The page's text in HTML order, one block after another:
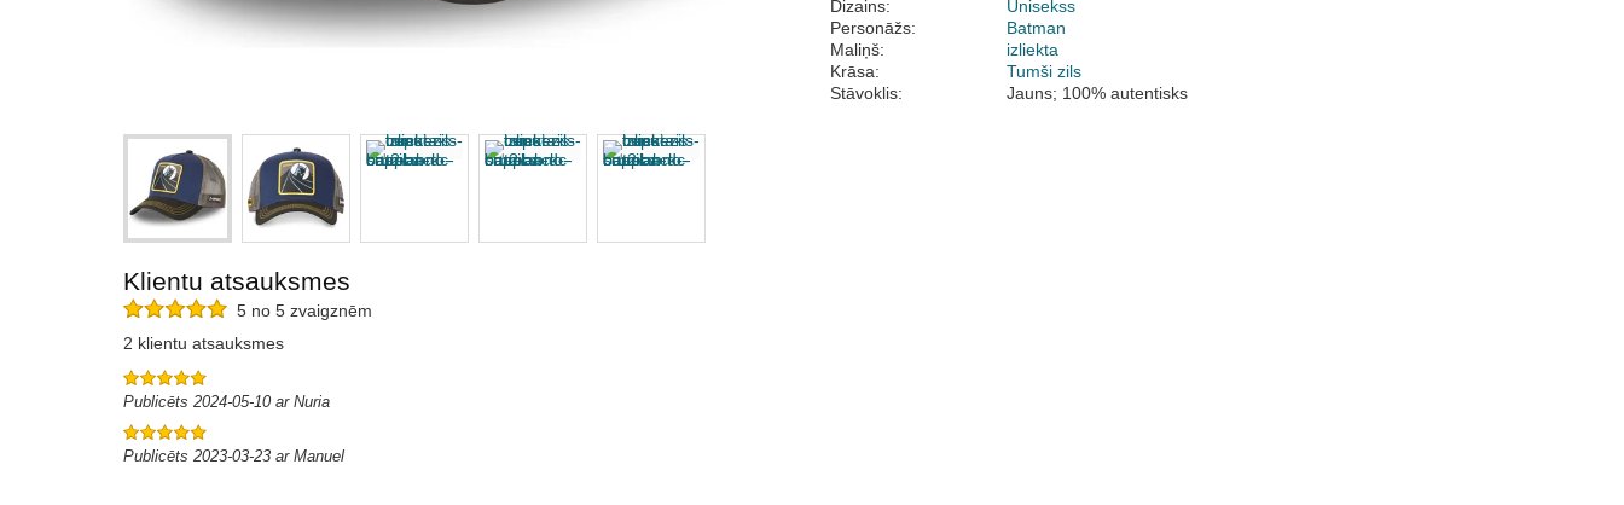
Dizains:
Unisekss
Personāžs:
Batman
Maliņš:
izliekta
Krāsa:
Tumši zils
Stāvoklis:
Jauns; 100% autentisks
Klientu atsauksmes
5 no 5 zvaigznēm
2 klientu atsauksmes
Publicēts 2024-05-10 ar Nuria
Publicēts 2023-03-23 ar Manuel